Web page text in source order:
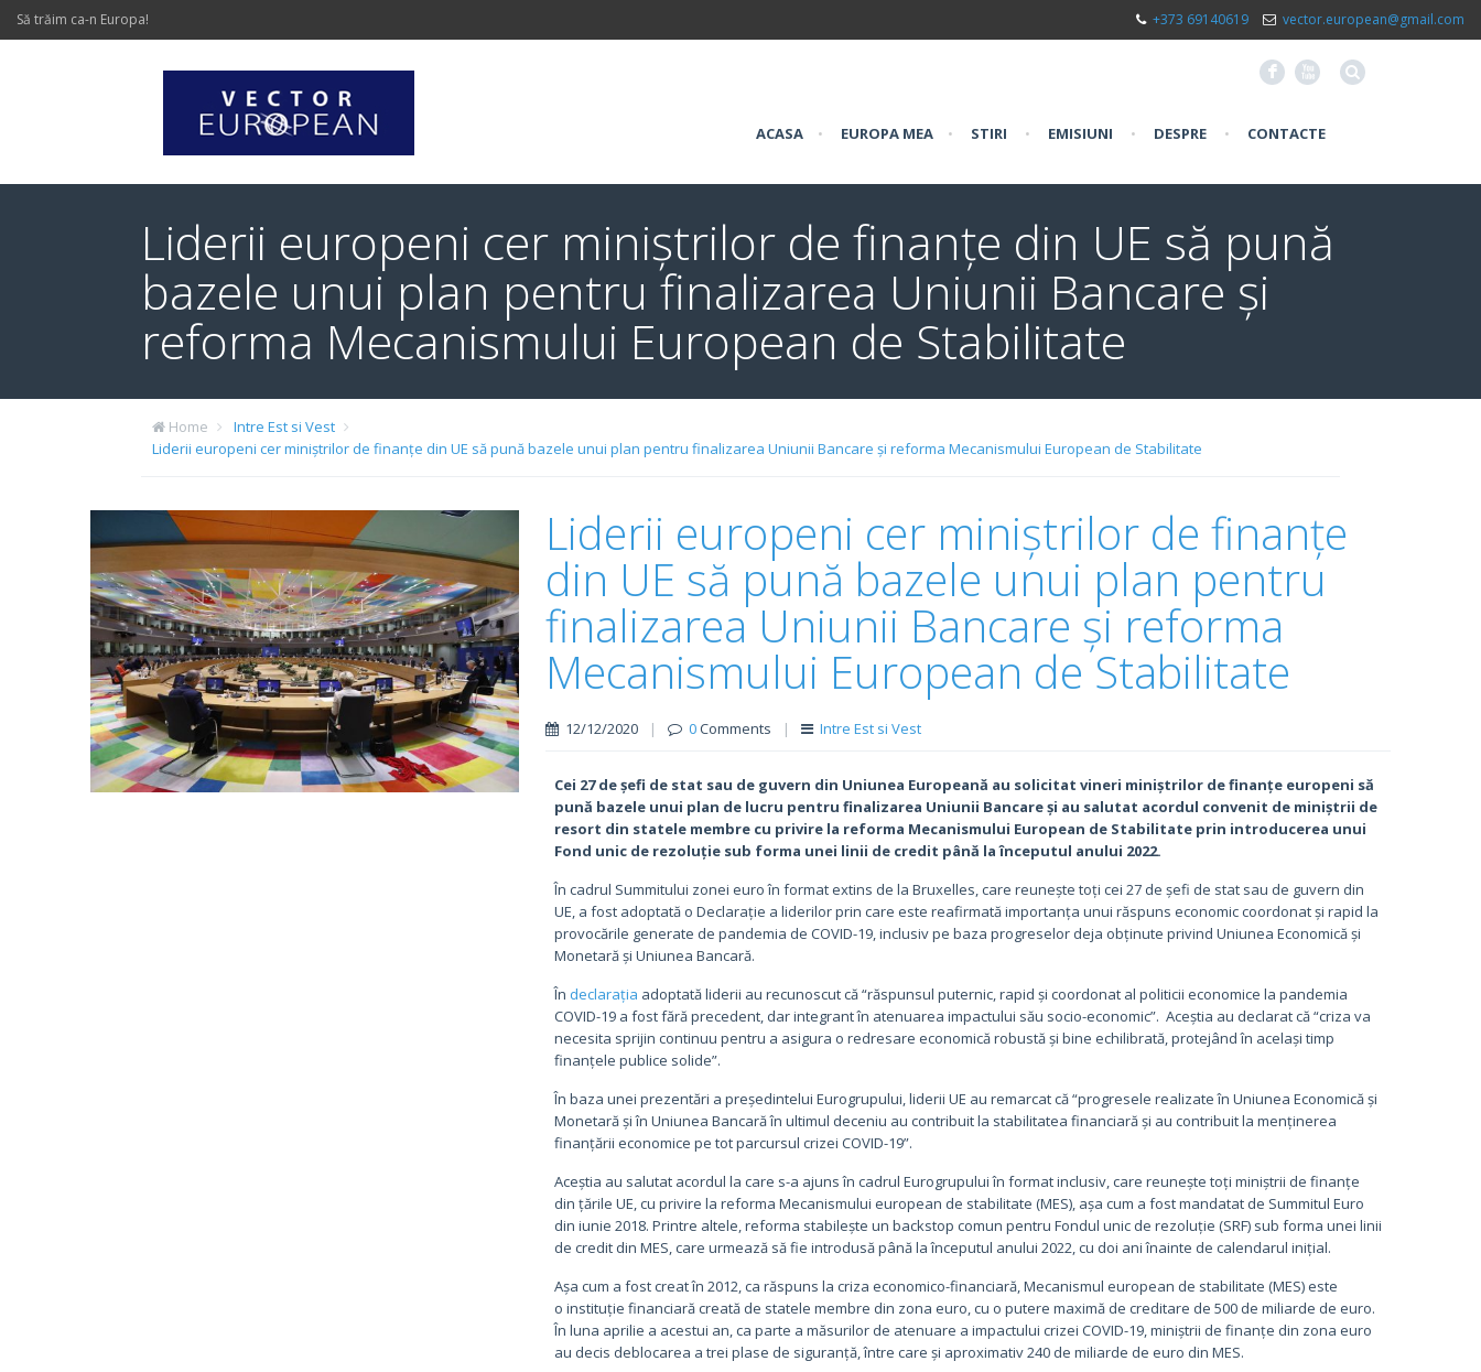
Să trăim ca-n Europa! +373 69140619 vector.european@gmail.com
F X
ACASA • EUROPA MEA • STIRI • EMISIUNI • DESPRE • CONTACTE
Liderii europeni cer miniștrilor de finanțe din UE să pună
bazele unui plan pentru finalizarea Uniunii Bancare și
reforma Mecanismului European de Stabilitate
Home
Intre Est si Vest
Liderii europeni cer miniștrilor de finanțe din UE să pună bazele unui plan pentru finalizarea Uniunii Bancare și reforma Mecanismului European de Stabilitate
Liderii europeni cer miniștrilor de finanțe
din UE să pună bazele unui plan pentru
finalizarea Uniunii Bancare și reforma
Mecanismului European de Stabilitate
12/12/2020 | 0Comments | Intre Est si Vest
Cei 27 de șefi de stat sau de guvern din Uniunea Europeană au solicitat vineri miniștrilor de finanțe europeni să
pună bazele unui plan de lucru pentru finalizarea Uniunii Bancare și au salutat acordul convenit de miniștrii de
resort din statele membre cu privire la reforma Mecanismului European de Stabilitate prin introducerea unui
Fond unic de rezoluție sub forma unei linii de credit până la începutul anului 2022.
În cadrul Summitului zonei euro în format extins de la Bruxelles, care reunește toți cei 27 de șefi de stat sau de guvern din
UE, a fost adoptată o Declarație a liderilor prin care este reafirmată importanța unui răspuns economic coordonat și rapid la
provocările generate de pandemia de COVID-19, inclusiv pe baza progreselor deja obținute privind Uniunea Economică și
Monetară și Uniunea Bancară.
În declarația adoptată liderii au recunoscut că “răspunsul puternic, rapid și coordonat al politicii economice la pandemia
COVID-19 a fost fără precedent, dar integrant în atenuarea impactului său socio-economic”. Aceștia au declarat că “criza va
necesita sprijin continuu pentru a asigura o redresare economică robustă și bine echilibrată, protejând în același timp
finanțele publice solide”.
În baza unei prezentări a președintelui Eurogrupului, liderii UE au remarcat că “progresele realizate în Uniunea Economică și
Monetară și în Uniunea Bancară în ultimul deceniu au contribuit la stabilitatea financiară și au contribuit la menținerea
finanțării economice pe tot parcursul crizei COVID-19”.
Aceștia au salutat acordul la care s-a ajuns în cadrul Eurogrupului în format inclusiv, care reunește toți miniștrii de finanțe
din țările UE, cu privire la reforma Mecanismului european de stabilitate (MES), așa cum a fost mandatat de Summitul Euro
din iunie 2018. Printre altele, reforma stabilește un backstop comun pentru Fondul unic de rezoluție (SRF) sub forma unei linii
de credit din MES, care urmează să fie introdusă până la începutul anului 2022, cu doi ani înainte de calendarul inițial.
Așa cum a fost creat în 2012, ca răspuns la criza economico-financiară, Mecanismul european de stabilitate (MES) este
o instituție financiară creată de statele membre din zona euro, cu o putere maximă de creditare de 500 de miliarde de euro.
În luna aprilie a acestui an, ca parte a măsurilor de atenuare a impactului crizei COVID-19, miniștrii de finanțe din zona euro
au decis deblocarea a trei plase de siguranță, între care și aproximativ 240 de miliarde de euro din MES.